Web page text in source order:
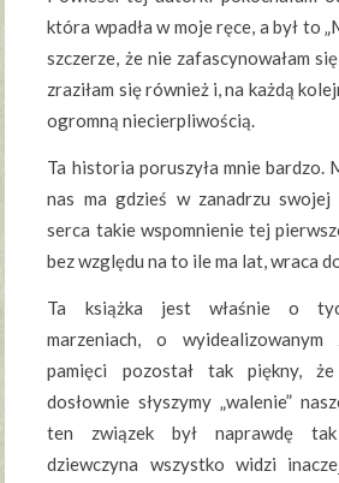
która wpadła w moje ręce, a był to
szczerze, że nie zafascynowałam
zraziłam się również i, na każdą
ogromną niecierpliwością.
Ta historia poruszyła mnie bardzo.
nas ma gdzieś w zanadrzu
serca takie wspomnienie tej
bez względu na to ile ma lat, wraca
Ta książka jest właśnie o
marzeniach, o
pamięci pozostał tak piękny,
dosłownie słyszymy „walenie”
ten związek był naprawdę
dziewczyna wszystko widzi